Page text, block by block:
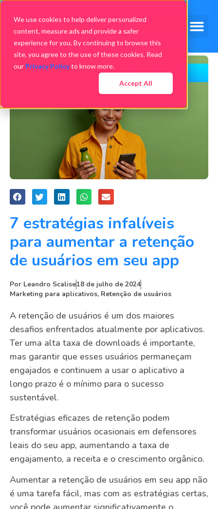
We use cookies to help deliver personalized
content, measure ads and provide a safer
experience for you. By continuing to browse this
site, you agree to the use of these cookies. Read
our Privacy Policyto know more.
Accept All
7 estratégias infalíveis
para aumentar a retenção
de usuários em seu app
Por Leandro Scalise18 de julho de 2024
Marketing para aplicativos, Retenção de usuários
A retenção de usuários é um dos maiores
desafios enfrentados atualmente por aplicativos.
Ter uma alta taxa de downloads é importante,
mas garantir que esses usuários permaneçam
engajados e continuem a usar o aplicativo a
longo prazo é o mínimo para o sucesso
sustentável.
Estratégias eficazes de retenção podem
transformar usuários ocasionais em defensores
leais do seu app, aumentando a taxa de
engajamento, a receita e o crescimento orgânico.
Aumentar a retenção de usuários em seu app não
é uma tarefa fácil, mas com as estratégias certas,